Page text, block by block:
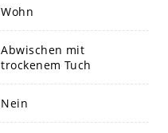
Wohn
Abwischen mit
trockenem Tuch
Nein